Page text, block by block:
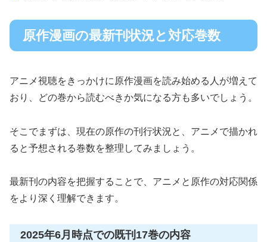
原作漫画の最新刊状況と対応巻数
アニメ視聴をきっかけに原作漫画を読み始める人が増えて
おり、どの巻から読むべきか気になる方も多いでしょう。
そこでまずは、現在の原作の刊行状況と、アニメで描かれ
ると予想される巻数を整理してみましょう。
最新刊の内容を把握することで、アニメと原作の対応関係
をより深く理解できます。
2025年6月時点での既刊17巻の内容